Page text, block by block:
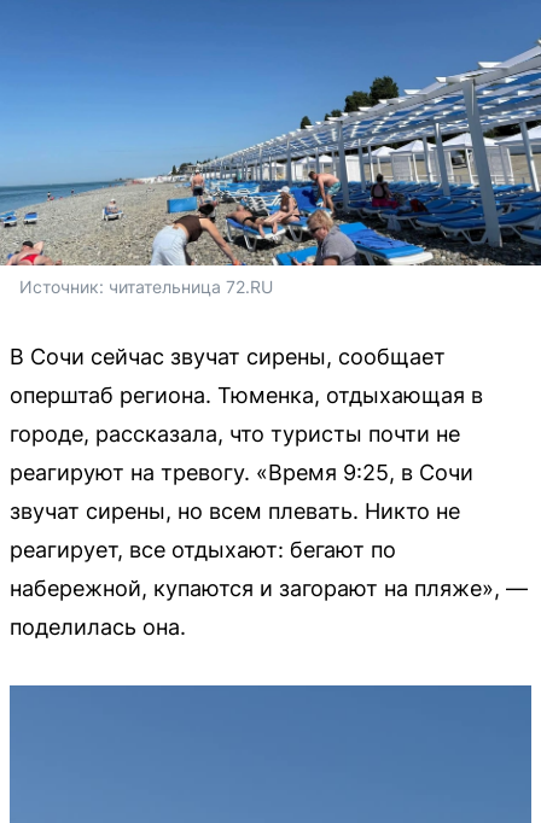
Источник: читательница 72.RU
В Сочи сейчас звучат сирены, сообщает
оперштаб региона. Тюменка, отдыхающая в
городе, рассказала, что туристы почти не
реагируют на тревогу. «Время 9:25, в Сочи
звучат сирены, но всем плевать. Никто не
реагирует, все отдыхают: бегают по
набережной, купаются и загорают на пляже», —
поделилась она.